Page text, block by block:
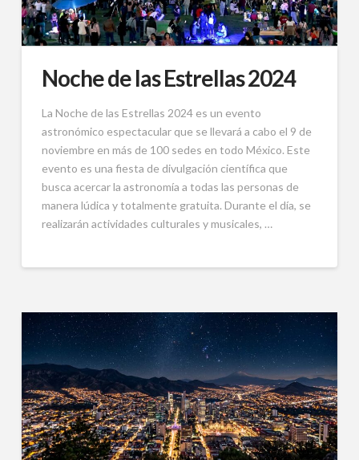
Noche de las Estrellas 2024
La Noche de las Estrellas 2024 es un evento
astronómico espectacular que se llevará a cabo el 9 de
noviembre en más de 100 sedes en todo México. Este
evento es una fiesta de divulgación científica que
busca acercar la astronomía a todas las personas de
manera lúdica y totalmente gratuita. Durante el día, se
realizarán actividades culturales y musicales, …